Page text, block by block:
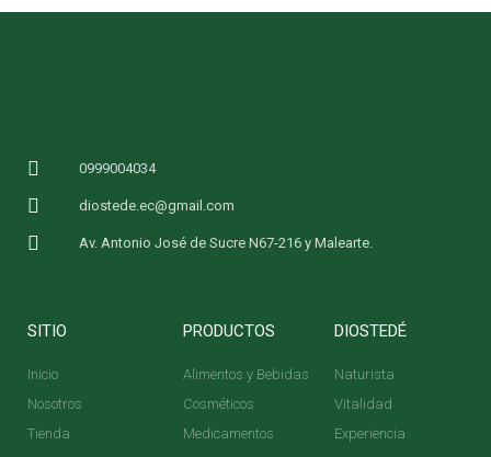
0999004034
diostede.ec@gmail.com
Av. Antonio José de Sucre N67-216 y Malearte.
SITIO
Inicio
Nosotros
Tienda
PRODUCTOS
Alimentos y Bebidas
Cosméticos
Medicamentos
DIOSTEDÉ
Naturista
Vitalidad
Experiencia